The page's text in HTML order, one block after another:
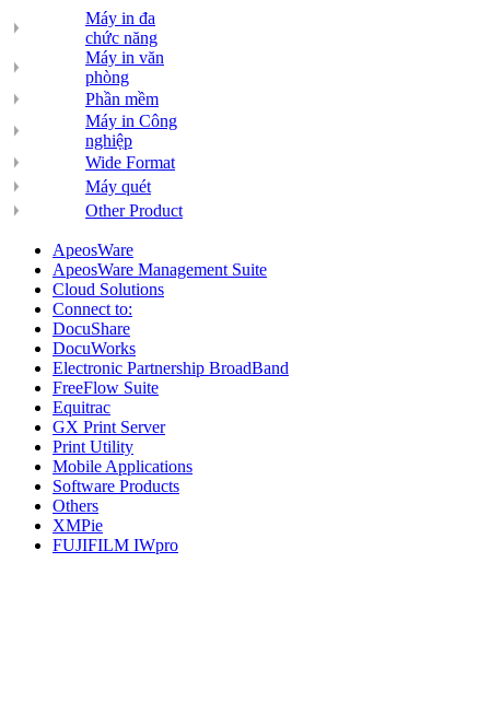
Máy in đa
chức năng
Máy in văn
phòng
Phần mềm
Máy in Công
nghiệp
Wide Format
Máy quét
Other Product
ApeosWare
ApeosWare Management Suite
Cloud Solutions
Connect to:
DocuShare
DocuWorks
Electronic Partnership BroadBand
FreeFlow Suite
Equitrac
GX Print Server
Print Utility
Mobile Applications
Software Products
Others
XMPie
FUJIFILM IWpro